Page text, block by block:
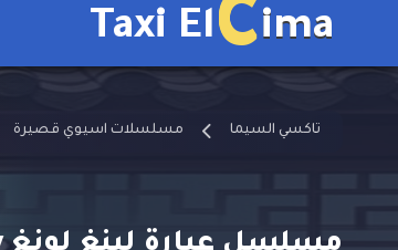
Taxi ElCima
تاكسي السيما مسلسلات اسيوي قصيرة